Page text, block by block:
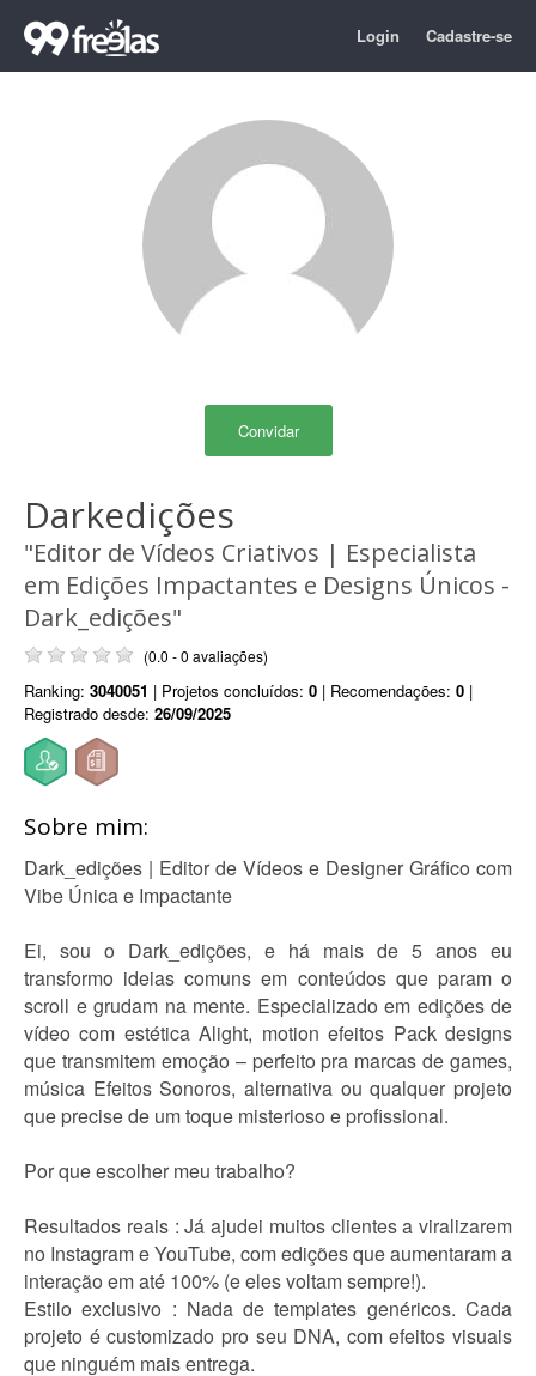
Login Cadastre-se
Convidar
Darkedições
"Editor de Vídeos Criativos | Especialista
em Edições Impactantes e Designs Únicos -
Dark_edições"
(0.0 - 0 avaliações)
Ranking: 3040051 | Projetos concluídos: 0 | Recomendações: 0 |
Registrado desde: 26/09/2025
Sobre mim:
Dark_edições | Editor de Vídeos e Designer Gráfico com
Vibe Única e Impactante
Ei, sou o Dark_edições, e há mais de 5 anos eu
transformo ideias comuns em conteúdos que param o
scroll e grudam na mente. Especializado em edições de
vídeo com estética Alight, motion efeitos Pack designs
que transmitem emoção – perfeito pra marcas de games,
música Efeitos Sonoros, alternativa ou qualquer projeto
que precise de um toque misterioso e profissional.
Por que escolher meu trabalho?
Resultados reais : Já ajudei muitos clientes a viralizarem
no Instagram e YouTube, com edições que aumentaram a
interação em até 100% (e eles voltam sempre!).
Estilo exclusivo : Nada de templates genéricos. Cada
projeto é customizado pro seu DNA, com efeitos visuais
que ninguém mais entrega.